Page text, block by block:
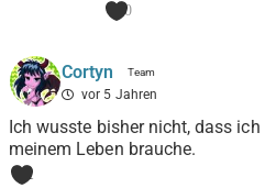
0
Cortyn
vor 5 Jahren
Ich wusste bisher nicht, dass
meinem Leben brauche.
1